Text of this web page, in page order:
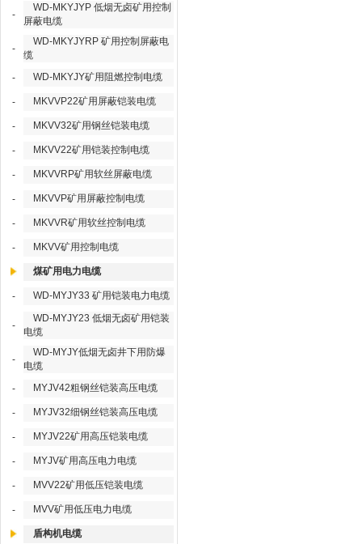
-
WD-MKYJYP 低烟无卤矿用控制
屏蔽电缆
-
WD-MKYJYRP 矿用控制屏蔽电
缆
-
WD-MKYJY矿用阻燃控制电缆
- MKVVP22矿用屏蔽铠装电缆
- MKVV32矿用钢丝铠装电缆
- MKVV22矿用铠装控制电缆
- MKVVRP矿用软丝屏蔽电缆
- MKVVP矿用屏蔽控制电缆
- MKVVR矿用软丝控制电缆
- MKVV矿用控制电缆
煤矿用电力电缆
- WD-MYJY33 矿用铠装电力电缆
-
WD-MYJY23 低烟无卤矿用铠装
电缆
-
WD-MYJY低烟无卤井下用防爆
电缆
-
MYJV42粗钢丝铠装高压电缆
- MYJV32细钢丝铠装高压电缆
- MYJV22矿用高压铠装电缆
- MYJV矿用高压电力电缆
- MVV22矿用低压铠装电缆
- MVV矿用低压电力电缆
盾构机电缆